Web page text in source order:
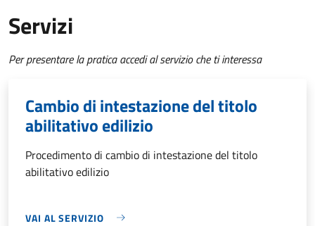
Servizi
Per presentare la pratica accedi al servizio che ti interessa
Cambio di intestazione del titolo
abilitativo edilizio
Procedimento di cambio di intestazione del titolo
abilitativo edilizio
VAI AL SERVIZIO